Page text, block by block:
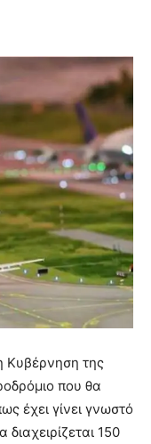
Κυβέρνηση της
που θα
έχει γίνει γνωστό
150